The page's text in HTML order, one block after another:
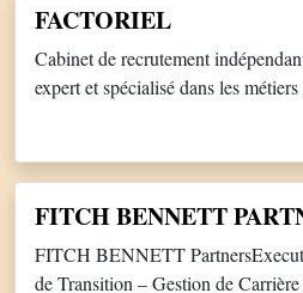
Shanghaï – Barcelone
FACTORIEL
Cabinet de recrutement
expert et spécialisé dans les
digital.Nous couvrons l’ensemble
techniques et fonctionnelles.Notre
Notre réseau et nos méthodes
efficacement aux […]
FITCH BENNETT
FITCH BENNETT
de Transition – Gestion de